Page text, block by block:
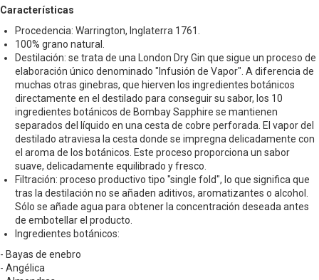
Características
Procedencia: Warrington, Inglaterra 1761.
100% grano natural.
Destilación: se trata de una London Dry Gin que sigue un proceso de
elaboración único denominado "Infusión de Vapor". A diferencia de
muchas otras ginebras, que hierven los ingredientes botánicos
directamente en el destilado para conseguir su sabor, los 10
ingredientes botánicos de Bombay Sapphire se mantienen
separados del líquido en una cesta de cobre perforada. El vapor del
destilado atraviesa la cesta donde se impregna delicadamente con
el aroma de los botánicos. Este proceso proporciona un sabor
suave, delicadamente equilibrado y fresco.
Filtración: proceso productivo tipo "single fold", lo que significa que
tras la destilación no se añaden aditivos, aromatizantes o alcohol.
Sólo se añade agua para obtener la concentración deseada antes
de embotellar el producto.
Ingredientes botánicos:
- Bayas de enebro
- Angélica